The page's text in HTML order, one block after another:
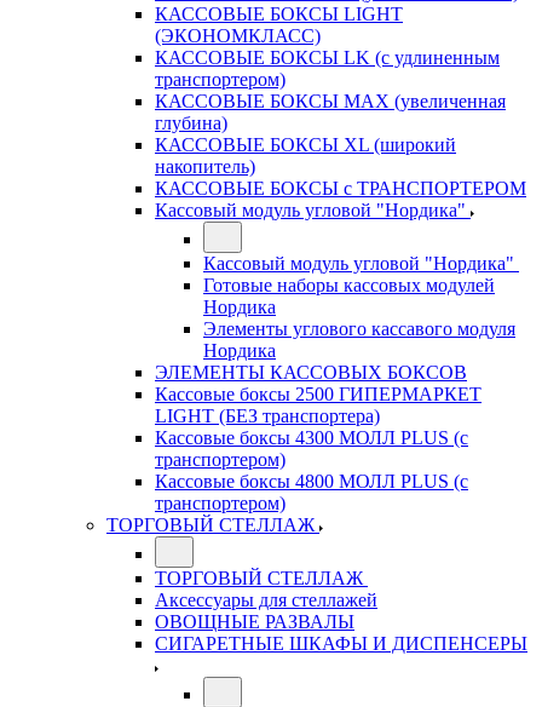
КАССОВЫЕ БОКСЫ LIGHT
(ЭКОНОМКЛАСС)
КАССОВЫЕ БОКСЫ LK (с удлиненным
транспортером)
КАССОВЫЕ БОКСЫ MAX (увеличенная
глубина)
КАССОВЫЕ БОКСЫ XL (широкий
накопитель)
КАССОВЫЕ БОКСЫ с ТРАНСПОРТЕРОМ
Кассовый модуль угловой "Нордика"
Кассовый модуль угловой "Нордика"
Готовые наборы кассовых модулей
Нордика
Элементы углового кассавого модуля
Нордика
ЭЛЕМЕНТЫ КАССОВЫХ БОКСОВ
Кассовые боксы 2500 ГИПЕРМАРКЕТ
LIGHT (БЕЗ транспортера)
Кассовые боксы 4300 МОЛЛ PLUS (с
транспортером)
Кассовые боксы 4800 МОЛЛ PLUS (с
транспортером)
ТОРГОВЫЙ СТЕЛЛАЖ
ТОРГОВЫЙ СТЕЛЛАЖ
Аксессуары для стеллажей
ОВОЩНЫЕ РАЗВАЛЫ
СИГАРЕТНЫЕ ШКАФЫ И ДИСПЕНСЕРЫ